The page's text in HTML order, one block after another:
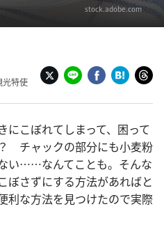
stock.adobe.com
光特使
にこぼれてしまって、困って
チャックの部分にも小麦粉
い……なんてことも。そんな
ぼさずにする方法があればと
利な方法を見つけたので実際